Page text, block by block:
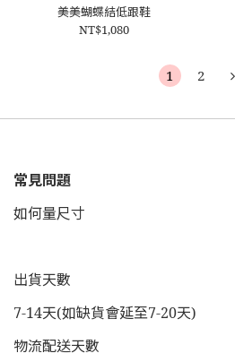
美美蝴蝶結低跟鞋
NT$1,080
1 2
常見問題
如何量尺寸
出貨天數
7-14天(如缺貨會延至7-20天)
物流配送天數